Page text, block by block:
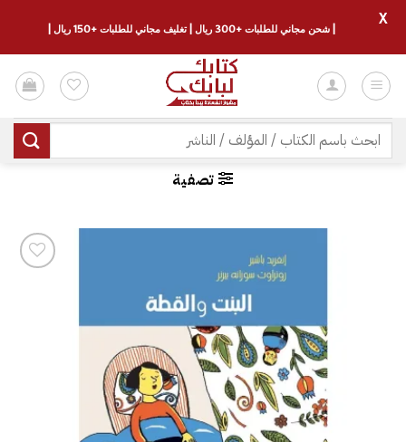
للمحتوى
البحث
عن:
تصفية
| شحن مجاني للطلبات +300 ريال | تغليف مجاني للطلبات +150 ريال |
X